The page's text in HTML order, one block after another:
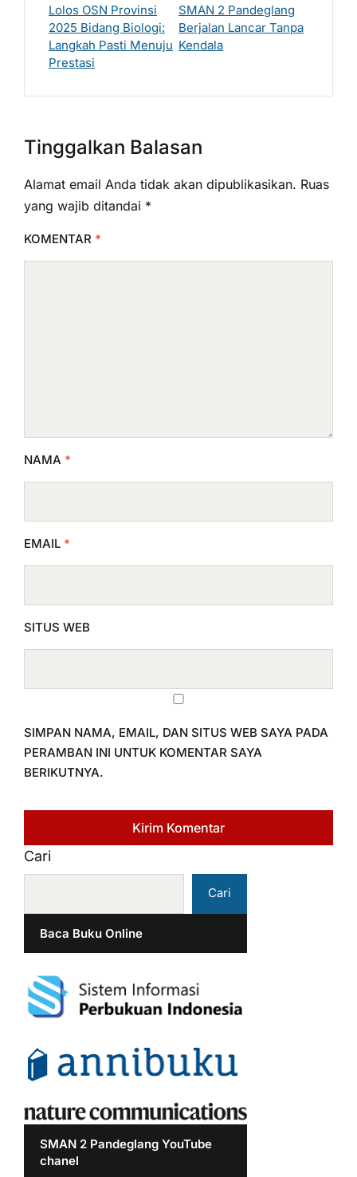
Lolos OSN Provinsi
2025 Bidang Biologi:
Langkah Pasti Menuju
Prestasi
SMAN 2 Pandeglang
Berjalan Lancar Tanpa
Kendala
Tinggalkan Balasan
Alamat email Anda tidak akan dipublikasikan. Ruas
yang wajib ditandai *
KOMENTAR *
NAMA *
EMAIL *
SITUS WEB
SIMPAN NAMA, EMAIL, DAN SITUS WEB SAYA PADA
PERAMBAN INI UNTUK KOMENTAR SAYA
BERIKUTNYA.
Cari
Cari
Baca Buku Online
SMAN 2 Pandeglang YouTube
chanel